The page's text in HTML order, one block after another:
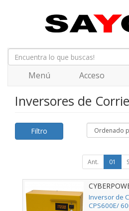
Menú Acceso
Inversores de
Filtro
Ant. 01
Inversor de
CPS600E/